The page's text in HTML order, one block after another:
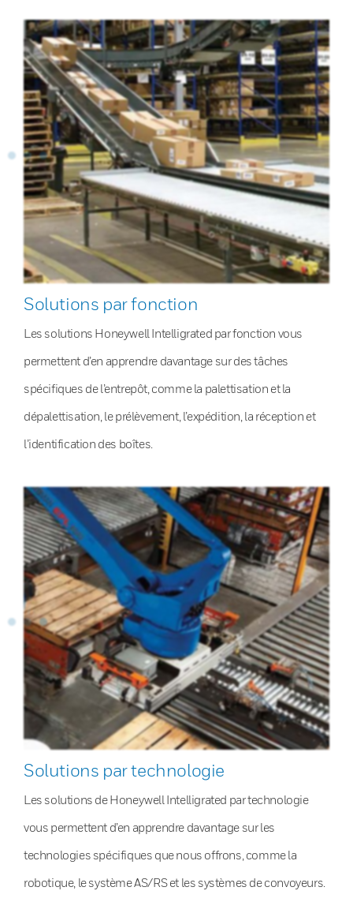
Solutions par fonction
Les solutions Honeywell Intelligrated par fonction vous
permettent d’en apprendre davantage sur des tâches
spécifiques de l’entrepôt, comme la palettisation et la
dépalettisation, le prélèvement, l’expédition, la réception et
l’identification des boîtes.
Solutions par technologie
Les solutions de Honeywell Intelligrated par technologie
vous permettent d’en apprendre davantage sur les
technologies spécifiques que nous offrons, comme la
robotique, le système AS/RS et les systèmes de convoyeurs.